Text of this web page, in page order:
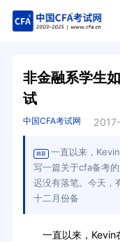
非金融系学生
试
中国CFA考试网
摘要
一直以来，
写一篇关于cfa备考
迟没有落笔。今天，
十二月份备
一直以来，Kevin